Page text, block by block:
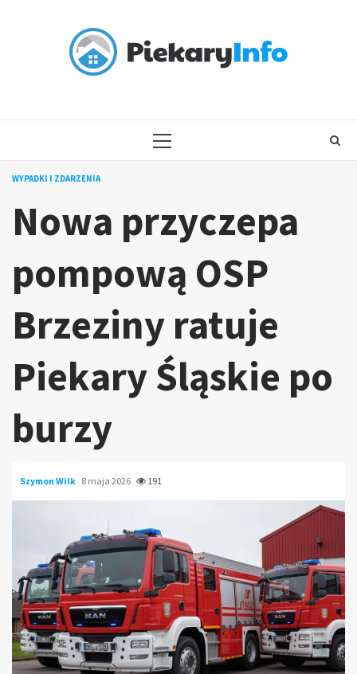
PRIMARY
WYPADKI I ZDARZENIA
Nowa przyczepa
pompową OSP
Brzeziny ratuje
Piekary Śląskie po
burzy
Szymon Wilk 8 maja 2026 191